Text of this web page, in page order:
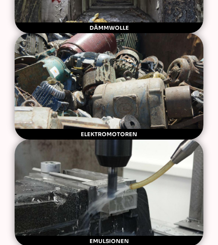
DÄMMWOLLE
ELEKTROMOTOREN
EMULSIONEN